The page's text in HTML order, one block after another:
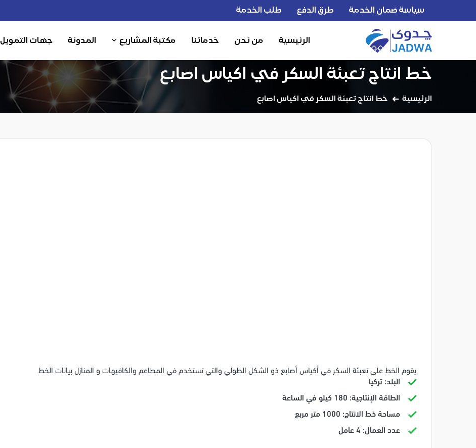
سياسة ضمان الخدمة طرق الدفع طلب الخدمة
الرئيسية من نحن خدماتنا مكتبة المشاريع المدونة جهات التمويل
خط انتاج تعبئة السكر في اكياس اصابع
الرئيسية خط انتاج تعبئة السكر في اكياس اصابع
يقوم الخط على تعبئة السكر في أكياس أصابع ذو الشكل الطولي والتي تستخدم في المطاعم والكافيهات و المنازل بيانات الخط
البلد: تركيا
الطاقة الإنتاجية: 180 كيلو في الساعة
مساحة خط الانتاج: 1000 متر مربع
عدد العمال: 4 عامل